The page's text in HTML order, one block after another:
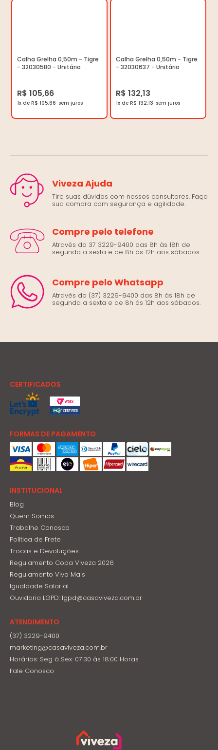
Calha Grelha 0,50m - Tigre
- 32030580 - Unitário
R$ 105,66
1x de R$ 105,66
Calha Grelha 0,50m - Tigre
- 32030637 - Unitário
R$ 132,13
1x de R$ 132,13
Viveza Ajuda
Tire suas dúvidas com nossos consultores. Faça
sua compra com segurança e agilidade.
Compre pelo telefone
Através do 37 3229-9400 das 8h às 18h de
segunda a sexta e de 8h às 12h aos sábados.
Compre pelo Whatsapp
Através do (37) 3229-9400 das 8h às 18h de
segunda a sexta e de 8h às 12h aos sábados.
CERTIFICADOS
FORMAS DE PAGAMENTO
INSTITUCIONAL
Blog
Quem Somos
Trabalhe Conosco
Política de Frete
Trocas e Devoluções
Regulamento Copa Viveza 2026
Regulamento Viva Mais
Igualdade Salarial
Ouvidoria LGPD: lgpd@casaviveza.com.br
ATENDIMENTO
(37) 3229-9400
marketing@casaviveza.com.br
Horários: Seg á Sex: 07:30 ás 18:00 Horas
Fale Conosco